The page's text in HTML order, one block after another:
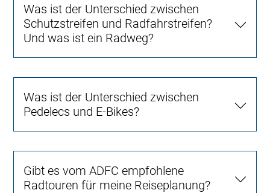
Was ist der Unterschied zwischen
Schutzstreifen und Radfahrstreifen?
Und was ist ein Radweg?
Was ist der Unterschied zwischen
Pedelecs und E-Bikes?
Gibt es vom ADFC empfohlene
Radtouren für meine Reiseplanung?